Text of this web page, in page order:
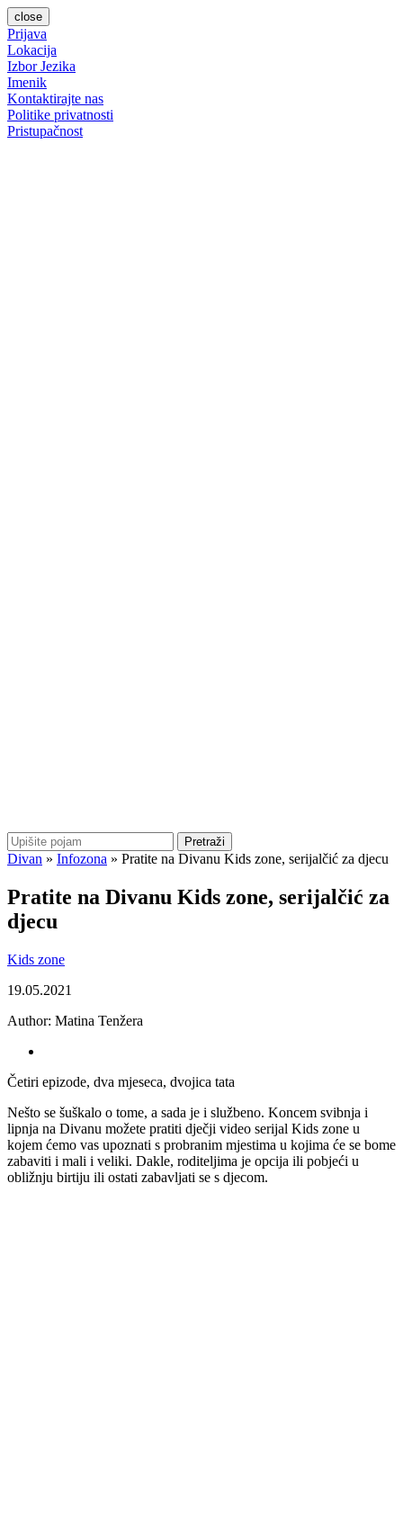
close
Prijava
Lokacija
Izbor Jezika
Imenik
Kontaktirajte nas
Politike privatnosti
Pristupačnost
Pretraži
Divan » Infozona » Pratite na Divanu Kids zone, serijalčić za djecu
Pratite na Divanu Kids zone, serijalčić za
djecu
Kids zone
19.05.2021
Author: Matina Tenžera
Četiri epizode, dva mjeseca, dvojica tata
Nešto se šuškalo o tome, a sada je i službeno. Koncem svibnja i
lipnja na Divanu možete pratiti dječji video serijal Kids zone u
kojem ćemo vas upoznati s probranim mjestima u kojima će se bome
zabaviti i mali i veliki. Dakle, roditeljima je opcija ili pobjeći u
obližnju birtiju ili ostati zabavljati se s djecom.